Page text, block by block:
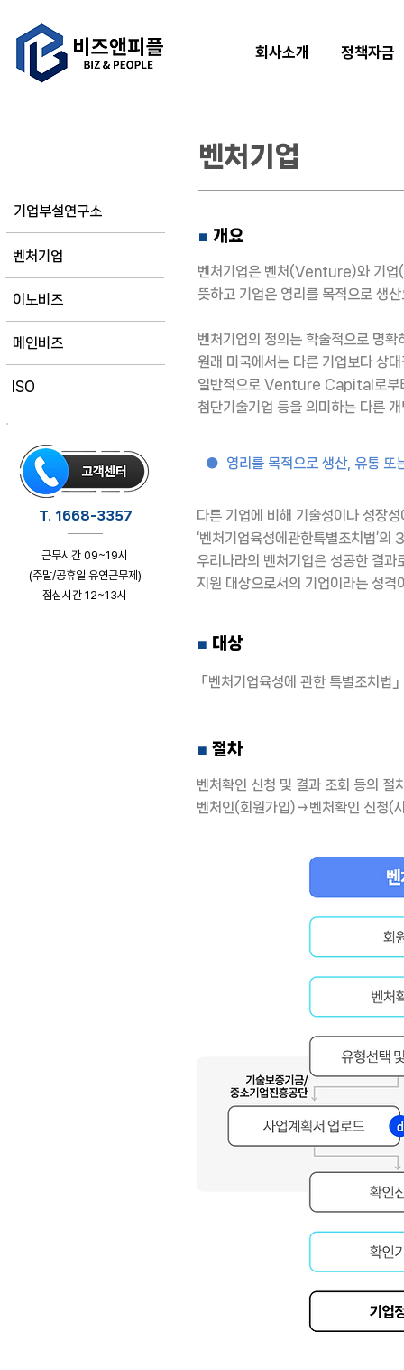
회사소개 정책자금
기업부설연구소
벤처기업
이노비즈
메인비즈
ISO
벤처기업
■ 개요
벤처기업은 벤처(Venture)와 기업
뜻하고 기업은 영리를 목적으로 생
벤처기업의 정의는 학술적으로 명
원래 미국에서는 다른 기업보다 상
일반적으로 Venture Capital로부
첨단기술기업 등을 의미하는 다른
T. 1668-3357
근무시간 09~19시
(주말/공휴일 유연근무제)
점심시간 12~13시
● 영리를 목적으로 생산, 유통 또
다른 기업에 비해 기술성이나 성장
‘벤처기업육성에관한특별조치법’
우리나라의 벤처기업은 성공한 결
지원 대상으로서의 기업이라는 성격
■ 대상
「벤처기업육성에 관한 특별조치법
■ 절차
벤처확인 신청 및 결과 조회 등의 절
벤처인(회원가입)→벤처확인 신청(